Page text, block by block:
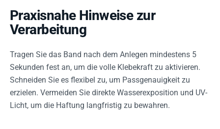
Praxisnahe Hinweise zur
Verarbeitung
Tragen Sie das Band nach dem Anlegen mindestens 5
Sekunden fest an, um die volle Klebekraft zu aktivieren.
Schneiden Sie es flexibel zu, um Passgenauigkeit zu
erzielen. Vermeiden Sie direkte Wasserexposition und UV-
Licht, um die Haftung langfristig zu bewahren.